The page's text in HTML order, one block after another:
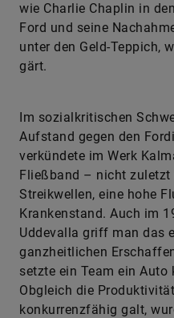
wie Charlie Chaplin in
Ford und seine
unter den Geld-Teppich,
gärt.
Im sozialkritischen
Aufstand gegen den
verkündete im Werk
Fließband – nicht zuletzt
Streikwellen, eine hohe
Krankenstand. Auch im
Uddevalla griff man das
ganzheitlichen
setzte ein Team ein
Obgleich die
konkurrenzfähig galt,